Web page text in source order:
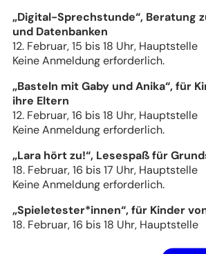
„Digital-Sprechstunde“, Beratung
und Datenbanken
12. Februar, 15 bis 18 Uhr, Hauptstelle
Keine Anmeldung erforderlich.
„Basteln mit Gaby und Anika“, für
ihre Eltern
12. Februar, 16 bis 18 Uhr, Hauptstelle
Keine Anmeldung erforderlich.
„Lara hört zu!“, Lesespaß für
18. Februar, 16 bis 17 Uhr, Hauptstelle
Keine Anmeldung erforderlich.
„Spieletester*innen“, für Kinder
18. Februar, 16 bis 18 Uhr, Hauptstelle